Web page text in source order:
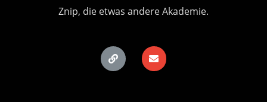
Znip, die etwas andere Akademie.